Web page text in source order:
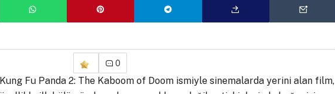
0
Kung Fu Panda 2: The Kaboom of Doom ismiyle sinemalarda yerini alan film,